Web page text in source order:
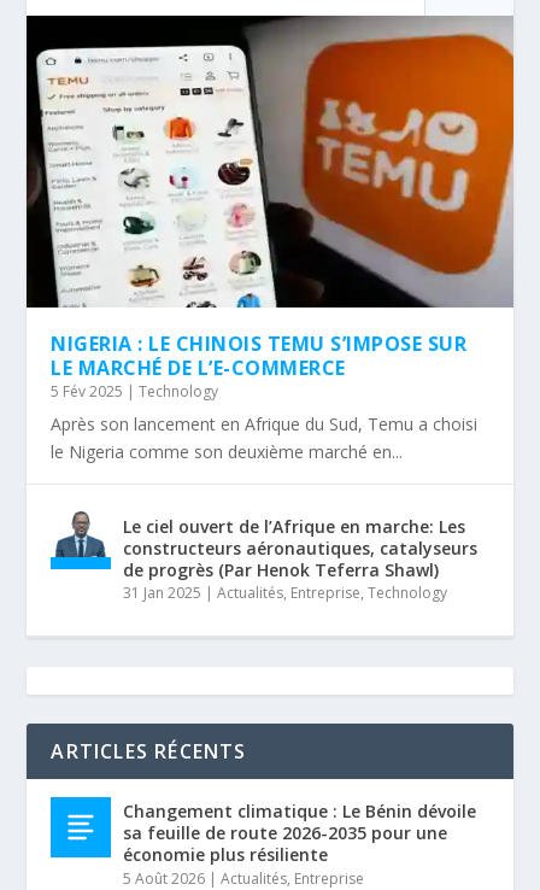
NIGERIA : LE CHINOIS TEMU S’IMPOSE SUR
LE MARCHÉ DE L’E-COMMERCE
5 Fév 2025 |Technology
Après son lancement en Afrique du Sud, Temu a choisi
le Nigeria comme son deuxième marché en...
Le ciel ouvert de l’Afrique en marche: Les
constructeurs aéronautiques, catalyseurs
de progrès (Par Henok Teferra Shawl)
31 Jan 2025 |Actualités, Entreprise,Technology
ARTICLES RÉCENTS
Changement climatique : Le Bénin dévoile
sa feuille de route 2026-2035 pour une
économie plus résiliente
5 Août 2026 |Actualités, Entreprise